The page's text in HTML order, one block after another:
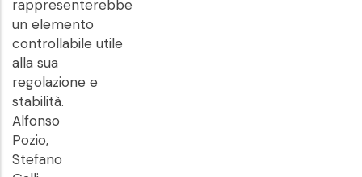
rappresenterebbe
un elemento
controllabile utile
alla sua
regolazione e
stabilità.
Alfonso
Pozio,
Stefano